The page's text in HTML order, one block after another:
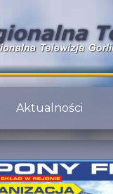
Aktualności